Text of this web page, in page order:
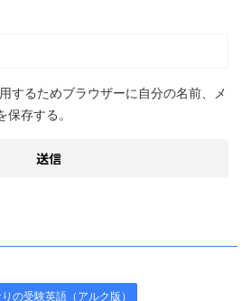
するためブラウザーに自分の名前、メ
存する。
の受験英語（アルク版）